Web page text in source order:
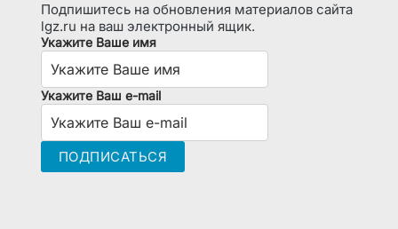
Подпишитесь на обновления материалов сайта
lgz.ru на ваш электронный ящик.
Укажите Ваше имя
Укажите Ваш e-mail